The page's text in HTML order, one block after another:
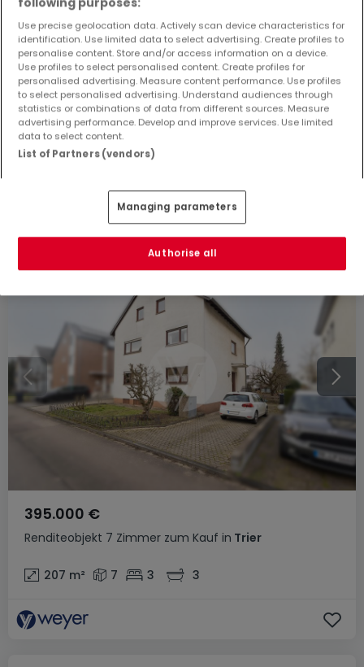
Bitte ändern Sie Ihre Suche und versuchen Sie
es erneut
Ähnliche Immobilien in der Nähe
interessieren? Diese vorgeschlagenen Anzeigen
könnten Sie interessieren.
Renditeobjekt 7 Zimmer zum Kauf in Trier
395.000 €
207 m² 7 3 3
Use precise geolocation data. Actively scan device characteristics for
identification. Use limited data to select advertising. Create profiles to
personalise content. Store and/or access information on a device.
Use profiles to select personalised content. Create profiles for
personalised advertising. Measure content performance. Use profiles
to select personalised advertising. Understand audiences through
statistics or combinations of data from different sources. Measure
advertising performance. Develop and improve services. Use limited
data to select content.
List of Partners (vendors)
Managing parameters
Authorise all